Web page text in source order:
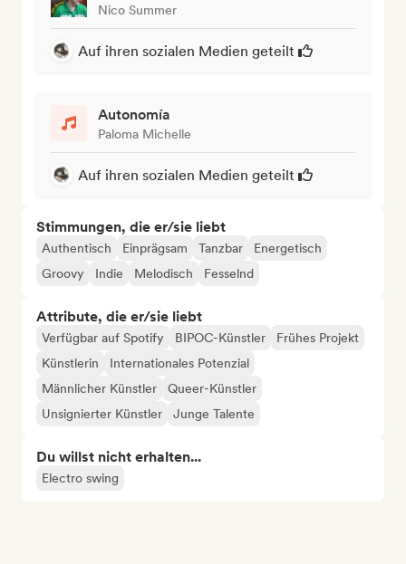
Nico Summer
Auf ihren sozialen Medien geteilt
Autonomía
Paloma Michelle
Auf ihren sozialen Medien geteilt
Stimmungen, die er/sie liebt
Authentisch Einprägsam Tanzbar
Energetisch
Groovy
Indie Melodisch Fesselnd
Attribute, die er/sie liebt
Verfügbar auf Spotify BIPOC-Künstler
Frühes Projekt
Künstlerin
Internationales Potenzial
Männlicher Künstler
Queer-Künstler
Unsignierter Künstler
Junge Talente
Du willst nicht erhalten...
Electro swing